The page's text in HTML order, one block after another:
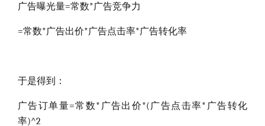
广告曝光量=常数*广告竞争力
=常数*广告出价*广告点击率*广告转化率
于是得到：
广告订单量=常数*广告出价*(广告点击率*广告转化
率)^2